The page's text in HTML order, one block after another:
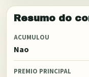
Resumo do
ACUMULOU
Nao
PREMIO PRINCIPAL